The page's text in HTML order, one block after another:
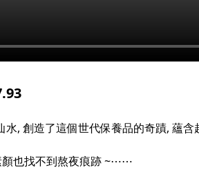
, 創造了這個世代保養品的奇蹟, 蘊
顏也找不到熬夜痕跡 ~⋯⋯